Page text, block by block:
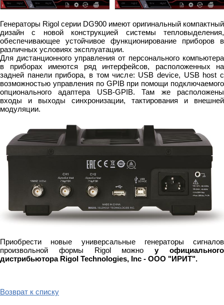
Генераторы Rigol серии DG900 имеют оригинальный компактный
дизайн с новой конструкцией системы тепловыделения,
обеспечивающее устойчивое функционирование приборов в
различных условиях эксплуатации.
Для дистанционного управления от персонального компьютера
в приборах имеются ряд интерфейсов, расположенных на
задней панели прибора, в том числе: USB device, USB host с
возможностью управления по GPIB при помощи подключаемого
опционального адаптера USB-GPIB. Там же расположены
входы и выходы синхронизации, тактирования и внешней
модуляции.
Приобрести новые универсальные генераторы сигналов
произвольной формы Rigol можноу официального
дистрибьютора Rigol Technologies, Inc - ООО "ИРИТ".
Возврат к списку